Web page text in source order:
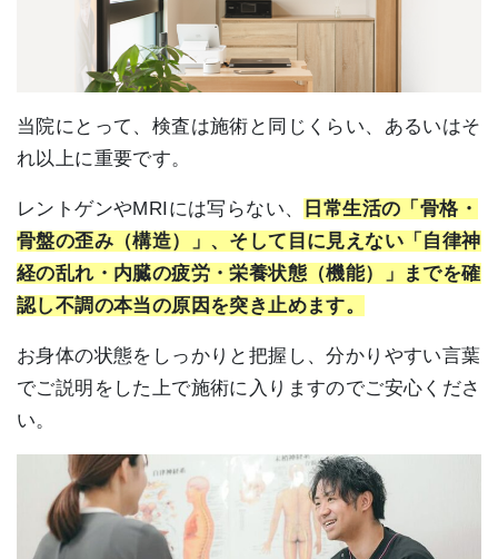
当院にとって、検査は施術と同じくらい、あるいはそ
れ以上に重要です。
レントゲンやMRIには写らない、
日常生活の「骨格・
骨盤の歪み（構造）」、そして目に見えない「自律神
経の乱れ・内臓の疲労・栄養状態（機能）」までを確
認し不調の本当の原因を突き止めます。
お身体の状態をしっかりと把握し、分かりやすい言葉
でご説明をした上で施術に入りますのでご安心くださ
い。